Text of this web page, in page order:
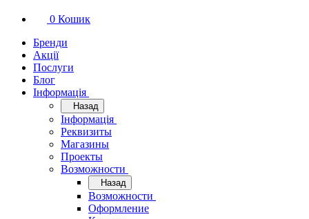
0 Кошик
Бренди
Акції
Послуги
Блог
Інформація
Назад
Інформація
Реквизиты
Магазины
Проекты
Возможности
Назад
Возможности
Оформление